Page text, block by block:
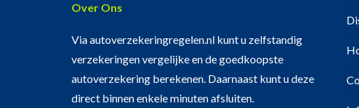
Over Ons
Via autoverzekeringregelen.nl kunt u zelfstandig
verzekeringen vergelijke en de goedkoopste
autoverzekering berekenen. Daarnaast kunt u deze
direct binnen enkele minuten afsluiten.